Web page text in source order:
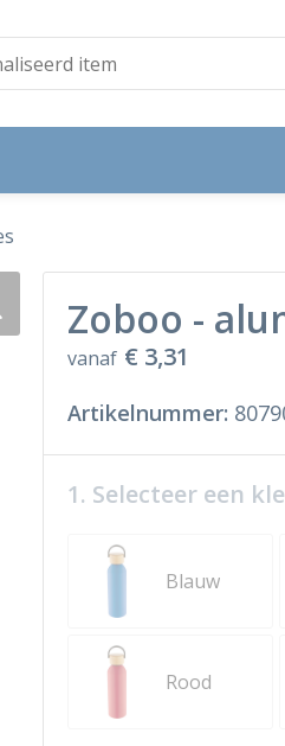
Zoboo -
vanaf € 3,31
Artikelnummer:
1. Selecteer een
Blauw
Rood